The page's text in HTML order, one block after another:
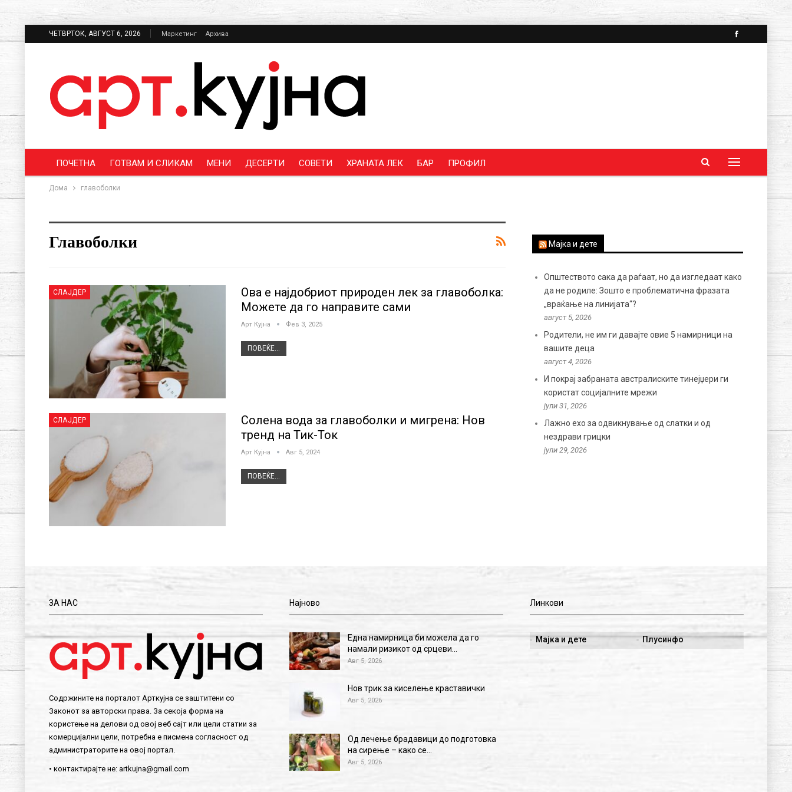
ЧЕТВРТОК, АВГУСТ 6, 2026 Маркетинг Архива
ПОЧЕТНА ГОТВАМ И СЛИКАМ МЕНИ ДЕСЕРТИ СОВЕТИ ХРАНАТА ЛЕК БАР ПРОФИЛ
Дома главоболки
Главоболки
СЛАЈДЕР
Ова е најдобриот природен лек за главоболка:
Можете да го направите сами
Арт Кујна Фев 3, 2025
ПОВЕЌЕ...
СЛАЈДЕР
Солена вода за главоболки и мигрена: Нов
тренд на Тик-Ток
Арт Кујна Авг 5, 2024
ПОВЕЌЕ...
Мајка и дете
Општеството сака да раѓаат, но да изгледаат како
да не родиле: Зошто е проблематична фразата
„враќање на линијата“?
август 5, 2026
Родители, не им ги давајте овие 5 намирници на
вашите деца
август 4, 2026
И покрај забраната австралиските тинејџери ги
користат социјалните мрежи
јули 31, 2026
Лажно ехо за одвикнување од слатки и од
нездрави грицки
јули 29, 2026
ЗА НАС
Содржините на порталот Арткујна се заштитени со
Законот за авторски права. За секоја форма на
користење на делови од овој веб сајт или цели статии за
комерцијални цели, потребна е писмена согласност од
администраторите на овој портал.
• контактирајте не: artkujna@gmail.com
Најново
Една намирница би можела да го
намали ризикот од срцеви…
Авг 5, 2026
Нов трик за киселење краставички
Авг 5, 2026
Од лечење брадавици до подготовка
на сирење – како се…
Авг 5, 2026
Линкови
Мајка и дете Плусинфо